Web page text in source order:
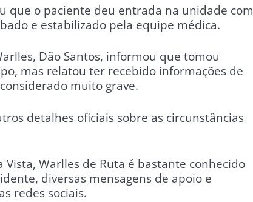
que o paciente deu entrada na unidade com
e estabilizado pela equipe médica.
Dão Santos, informou que tomou
mas relatou ter recebido informações de
muito grave.
detalhes oficiais sobre as circunstâncias
Warlles de Ruta é bastante conhecido
diversas mensagens de apoio e
redes sociais.